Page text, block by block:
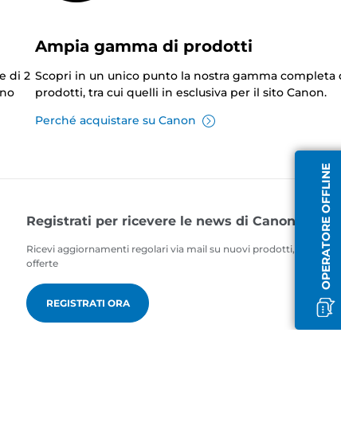
OPERATORE OFFLINE
di 2
Ampia gamma di prodotti
Scopri in un unico punto la nostra gamma completa
prodotti, tra cui quelli in esclusiva per il sito Canon.
Perché acquistare su Canon
Registrati per ricevere le news di Canon
Ricevi aggiornamenti regolari via mail su nuovi prodotti, consigli
offerte
REGISTRATI ORA